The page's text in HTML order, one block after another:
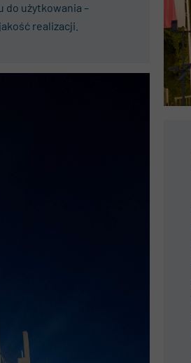
do użytkowania –
realizacji.